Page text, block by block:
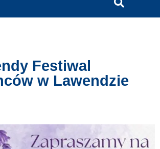
Festiwal
w Lawendzie